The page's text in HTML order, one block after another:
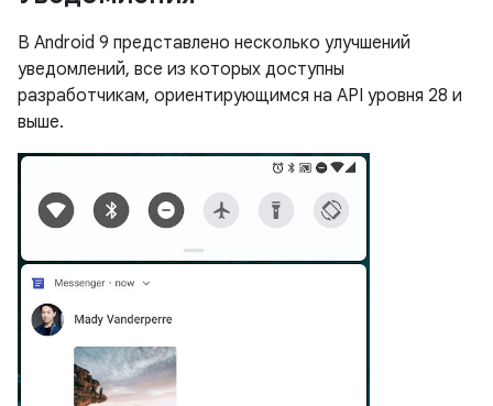
В Android 9 представлено несколько улучшений
уведомлений, все из которых доступны
разработчикам, ориентирующимся на API уровня 28 и
выше.